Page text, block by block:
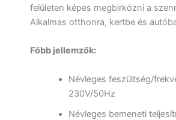
felületen képes megbirkózni a
Alkalmas otthonra, kertbe és
Főbb jellemzők:
Névleges feszültség/
230V/50Hz
Névleges bemeneti